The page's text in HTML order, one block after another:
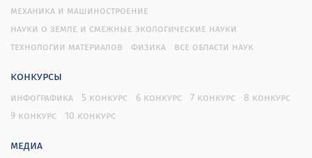
механика и машиностроение
науки о земле и смежные экологические науки
технологии материалов
физика все области наук
конкурсы
инфографика 5 конкурс 6 конкурс 7 конкурс
8 конкурс
9 конкурс
10 конкурс
медиа